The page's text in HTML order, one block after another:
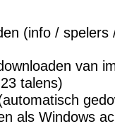
(info / spelers
van
talens)
als Windows